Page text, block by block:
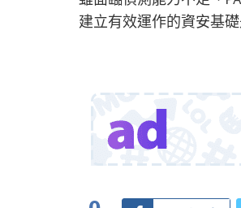
建立有效運作的資安基